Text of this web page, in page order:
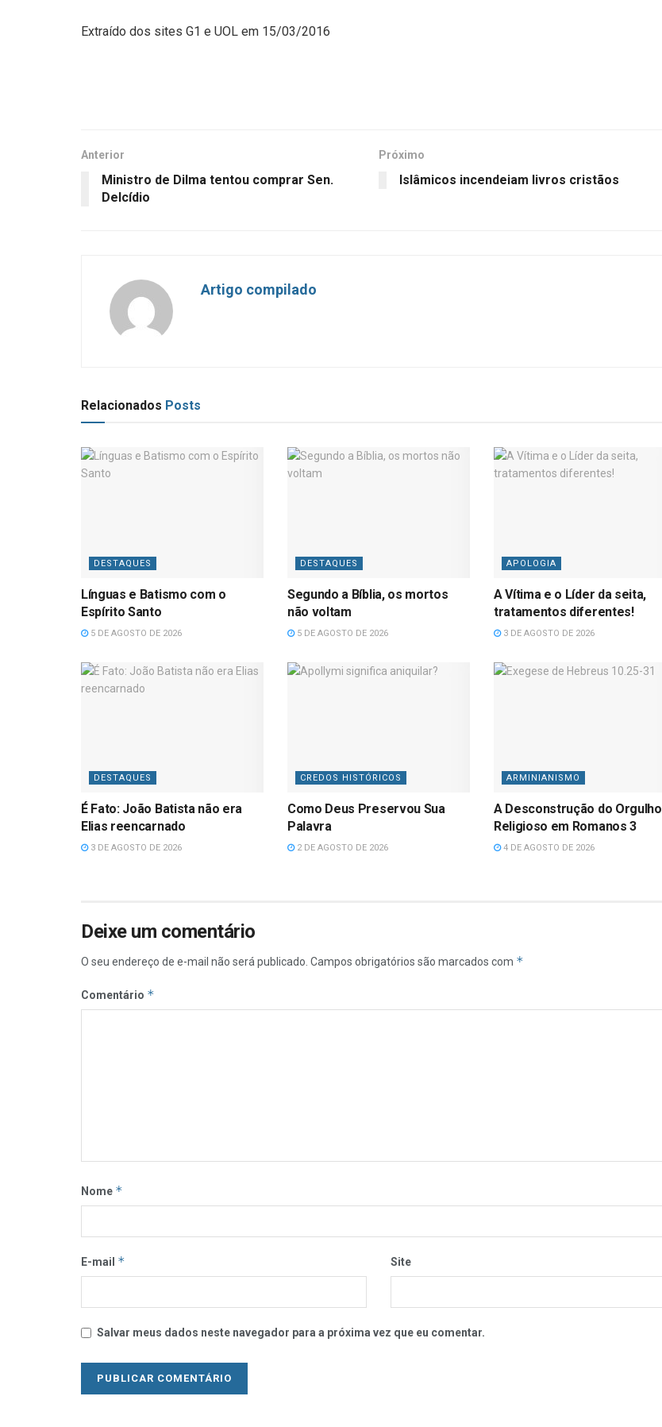
Extraído dos sites G1 e UOL em 15/03/2016
Anterior
Ministro de Dilma tentou comprar Sen.
Delcídio
Próximo
Islâmicos incendeiam livros cristãos
Artigo compilado
Relacionados Posts
DESTAQUES
Línguas e Batismo com o
Espírito Santo
5 DE AGOSTO DE 2026
DESTAQUES
Segundo a Bíblia, os mortos
não voltam
5 DE AGOSTO DE 2026
APOLOGIA
A Vítima e o Líder da seita,
tratamentos diferentes!
3 DE AGOSTO DE 2026
DESTAQUES
É Fato: João Batista não era
Elias reencarnado
3 DE AGOSTO DE 2026
CREDOS HISTÓRICOS
Como Deus Preservou Sua
Palavra
2 DE AGOSTO DE 2026
ARMINIANISMO
A Desconstrução do Orgulho
Religioso em Romanos 3
4 DE AGOSTO DE 2026
Deixe um comentário
O seu endereço de e-mail não será publicado. Campos obrigatórios são marcados com *
Comentário *
Nome *
E-mail * Site
Salvar meus dados neste navegador para a próxima vez que eu comentar.